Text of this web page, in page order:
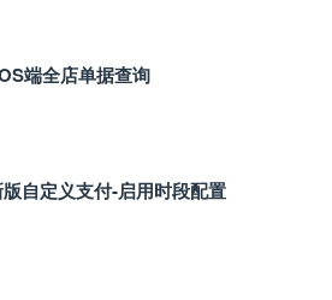
端全店单据查询
自定义支付‑启用时段配置